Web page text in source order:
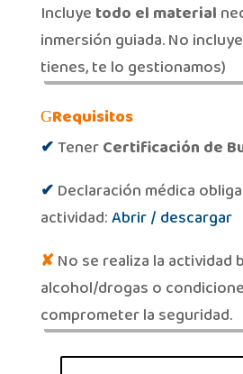
Incluye todo el material
inmersión guiada. No incluye
tienes, te lo gestionamos)
Requisitos
✔TenerCertificación de
✔ Declaración médica
actividad:Abrir / descargar
✘No se realiza la actividad
alcohol/drogas o
comprometer la seguridad.